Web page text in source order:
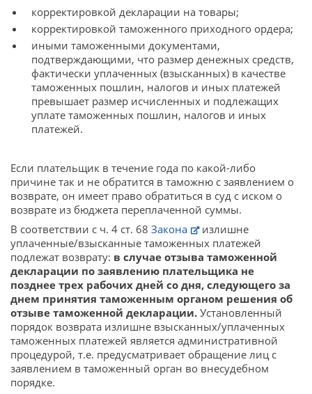
корректировкой декларации на товары;
корректировкой таможенного приходного ордера;
иными таможенными документами,
подтверждающими, что размер денежных средств,
фактически уплаченных (взысканных) в качестве
таможенных пошлин, налогов и иных платежей
превышает размер исчисленных и подлежащих
уплате таможенных пошлин, налогов и иных
платежей.
Если плательщик в течение года по какой-либо
причине так и не обратится в таможню с заявлением о
возврате, он имеет право обратиться в суд с иском о
возврате из бюджета переплаченной суммы.
В соответствии с ч. 4 ст. 68 Закона
излишне
уплаченные/взысканные таможенных платежей
подлежат возврату: в случае отзыва таможенной
декларации по заявлению плательщика не
позднее трех рабочих дней со дня, следующего за
днем принятия таможенным органом решения об
отзыве таможенной декларации. Установленный
порядок возврата излишне взысканных/уплаченных
таможенных платежей является административной
процедурой, т.е. предусматривает обращение лиц с
заявлением в таможенный орган во внесудебном
порядке.